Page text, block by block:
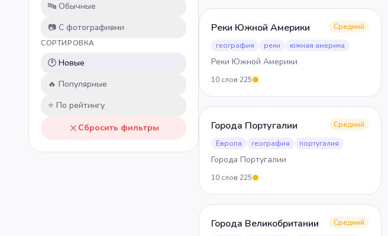
🔤 Обычные
📷 С фотографиями
СОРТИРОВКА
🕐 Новые
🔥 Популярные
⭐ По рейтингу
Сбросить фильтры
Реки Южной Америки
Средний
география
реки южная америка
Реки Южной Америки
10 слов·225
Города Португалии
Средний
Европа
география португалия
Города Португалии
10 слов·225
Города Великобритании
Средний